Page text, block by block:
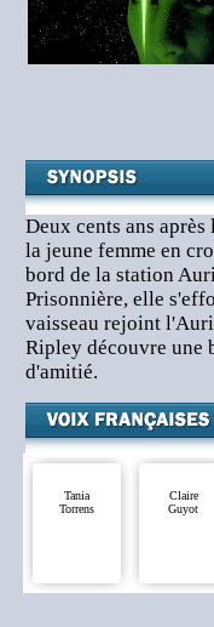
Deux cents ans
la jeune femme en
bord de la station
Prisonnière, elle
vaisseau rejoint
Ripley découvre une
d'amitié.
Tania
Torrens
Claire
Guyot